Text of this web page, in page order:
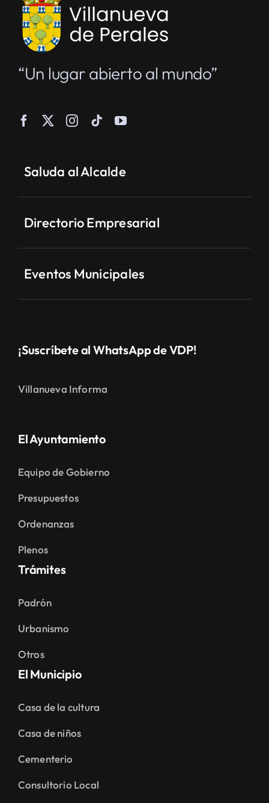
“Un lugar abierto al mundo”
Saluda al Alcalde
Directorio Empresarial
Eventos Municipales
¡Suscríbete al WhatsApp de VDP!
Villanueva Informa
El Ayuntamiento
Equipo de Gobierno
Presupuestos
Ordenanzas
Plenos
Trámites
Padrón
Urbanismo
Otros
El Municipio
Casa de la cultura
Casa de niños
Cementerio
Consultorio Local